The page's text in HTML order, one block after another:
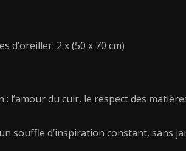
30
x
x
d’oreiller: 2 x (50 x 70 cm)
: l’amour du cuir, le respect des
souffle d’inspiration constant, sans